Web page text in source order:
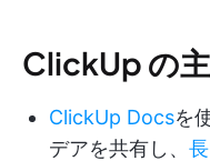
ClickUp の
ClickUp Docsを
デアを共有し、